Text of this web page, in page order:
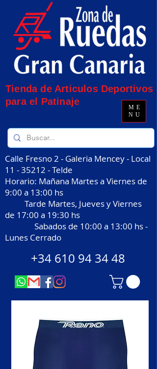
Tienda de Articulos Deportivos
para el Patinaje
ME
NU
+34 610 94 34 48
Calle Fresno 2 - Galeria Mencey - Local
11 - 35212 - Telde
Horario: Mañana Martes a Viernes de
9:00 a 13:00 hs
Tarde Martes, Jueves y Viernes
de 17:00 a 19:30 hs
Sabados de 10:00 a 13:00 hs -
Lunes Cerrado